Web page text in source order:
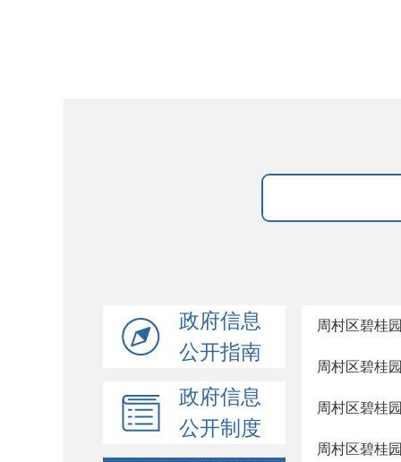
政府信息
公开指南
政府信息
公开制度
周村区碧桂
周村区碧桂
周村区碧桂
周村区碧桂